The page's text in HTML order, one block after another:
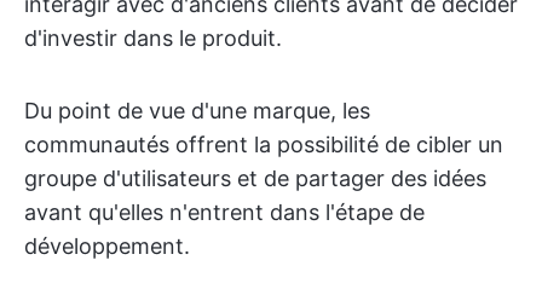
d'investir dans le produit.
Du point de vue d'une marque, les
communautés offrent la possibilité de cibler un
groupe d'utilisateurs et de partager des idées
avant qu'elles n'entrent dans l'étape de
développement.